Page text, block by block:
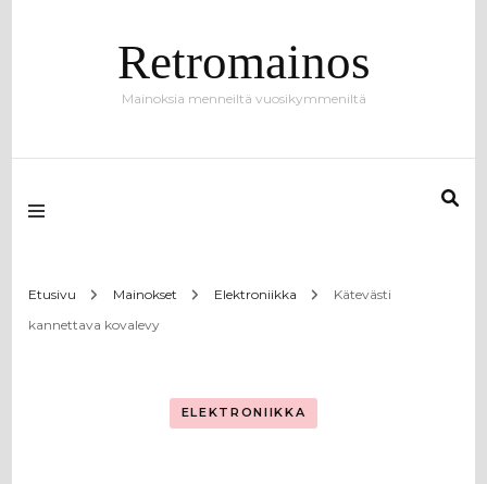
Retromainos
Mainoksia menneiltä vuosikymmeniltä
Etusivu Mainokset Elektroniikka
Kätevästi
kannettava kovalevy
ELEKTRONIIKKA